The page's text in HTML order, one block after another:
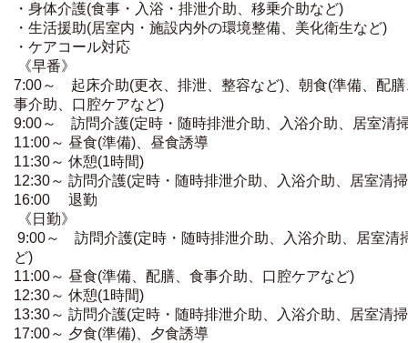
・身体介護(食事・入浴・排泄介助、移乗介助など)
・生活援助(居室内・施設内外の環境整備、美化衛生など)
・ケアコール対応
《早番》
7:00～ 起床介助(更衣、排泄、整容など)、朝食(準備、配膳
事介助、口腔ケアなど)
9:00～ 訪問介護(定時・随時排泄介助、入浴介助、居室清
11:00～ 昼食(準備)、昼食誘導
11:30～ 休憩(1時間)
12:30～ 訪問介護(定時・随時排泄介助、入浴介助、居室清
16:00 退勤
《日勤》
9:00～ 訪問介護(定時・随時排泄介助、入浴介助、居室清
ど)
11:00～ 昼食(準備、配膳、食事介助、口腔ケアなど)
12:30～ 休憩(1時間)
13:30～ 訪問介護(定時・随時排泄介助、入浴介助、居室清
17:00～ 夕食(準備)、夕食誘導